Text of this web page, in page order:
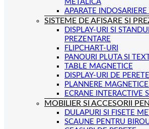
METALICA
APARATE
SISTEME DE AFISARE SI
DISPLAY-URI SI
PREZENTARE
FLIPCHART-URI
PANOURI PLUTA SI
TABLE MAGNETICE
DISPLAY-URI DE PERETE
PLANNERE MAGNETICE.
ECRANE INTERACTIVE
MOBILIER SI ACCESORII
DULAPURI SI FISETE
SCAUNE PENTRU